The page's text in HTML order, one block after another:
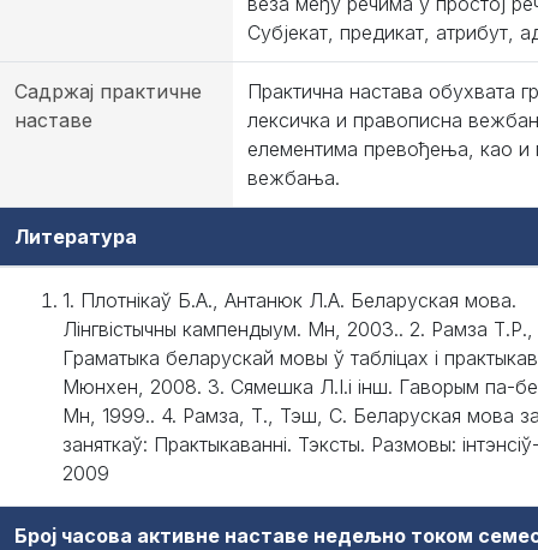
Субјекат, предикат, атрибут,
Садржај практичне
наставе
Практична настава обухвата
лексичка и правописна
елементима превођења, као и
вежбања.
Литература
1. Плотнікаў Б.А., Антанюк Л.А. Беларуская мова.
Лінгвістычны кампендыум. Мн, 2003.. 2. Рамза
Граматыка беларускай мовы ў таблiцах i
Мюнхен, 2008. 3. Сямешка Л.I.i iнш. Гаворым па-
Мн, 1999.. 4. Рамза, Т., Тэш, С. Беларуская мова
заняткаў: Практыкаванні. Тэксты. Размовы:
2009
Број часова активне наставе недељно током